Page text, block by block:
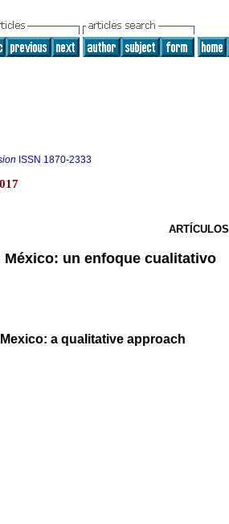
ISSN 1870-2333
ARTÍCULOS
un enfoque cualitativo
a qualitative approach